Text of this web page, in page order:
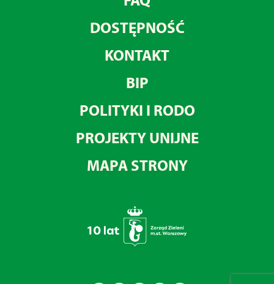
DOSTĘPNOŚĆ
KONTAKT
BIP
POLITYKI I RODO
PROJEKTY UNIJNE
MAPA STRONY